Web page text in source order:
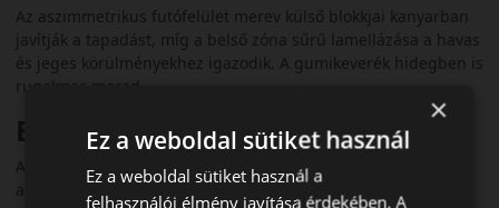
Az aszimmetrikus futófelület merev külső blokkjai kanyarban
javítják a tapadást, míg a belső zóna sűrű lamellázása a havas
és jeges körülményekhez igazodik. A gumikeverék hidegben is
rugalmas marad.
Biztonsági jellemzők
A széles barázdák gyors vízelvezetést kínálnak, így csökkentik
az aquaplaning kockázatát. A 3PMSF jelölés igazolja a téli
×
Ez a weboldal sütiket használ
Ez a weboldal sütiket használ a
felhasználói élmény javítása érdekében. A